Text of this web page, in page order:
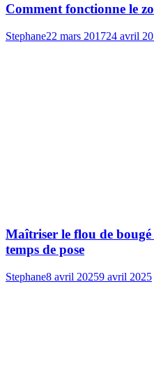
Comment fonctionne le
Stephane22 mars 201724 avril
Maîtriser le flou de
temps de pose
Stephane8 avril 20259 avril 2025